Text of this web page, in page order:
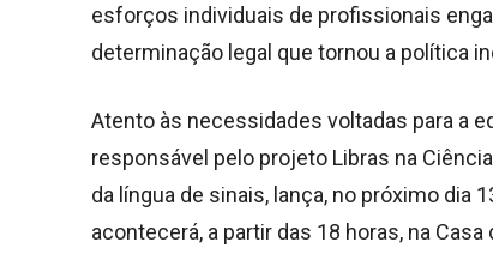
esforços individuais de profissionais
determinação legal que tornou a política
Atento às necessidades voltadas para a
responsável pelo projeto Libras na
da língua de sinais, lança, no próximo dia
acontecerá, a partir das 18 horas, na Casa